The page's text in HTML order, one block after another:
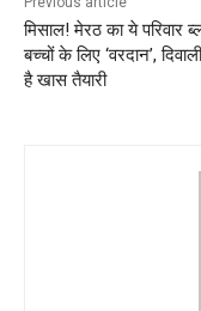
मिसाल! मेरठ का ये परिवार
बच्चों के लिए ‘वरदान’,
है खास तैयारी